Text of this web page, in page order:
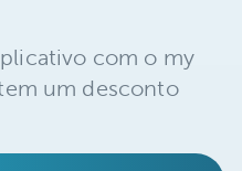
com o my
um desconto